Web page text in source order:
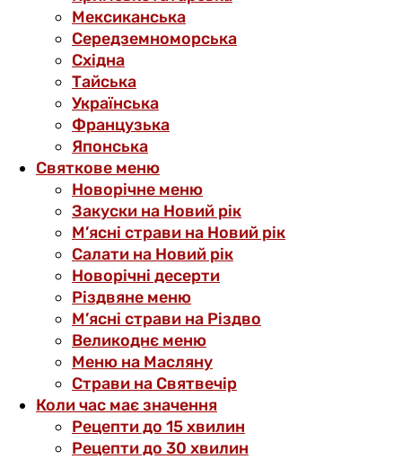
Мексиканська
Середземноморська
Східна
Тайська
Українська
Французька
Японська
Святкове меню
Новорічне меню
Закуски на Новий рік
М’ясні страви на Новий рік
Салати на Новий рік
Новорічні десерти
Різдвяне меню
М’ясні страви на Різдво
Великоднє меню
Меню на Масляну
Страви на Святвечір
Коли час має значення
Рецепти до 15 хвилин
Рецепти до 30 хвилин